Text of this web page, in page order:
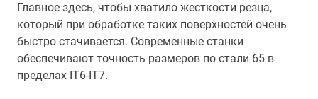
Главное здесь, чтобы хватило жесткости резца,
который при обработке таких поверхностей очень
быстро стачивается. Современные станки
обеспечивают точность размеров по стали 65 в
пределах IT6-IT7.